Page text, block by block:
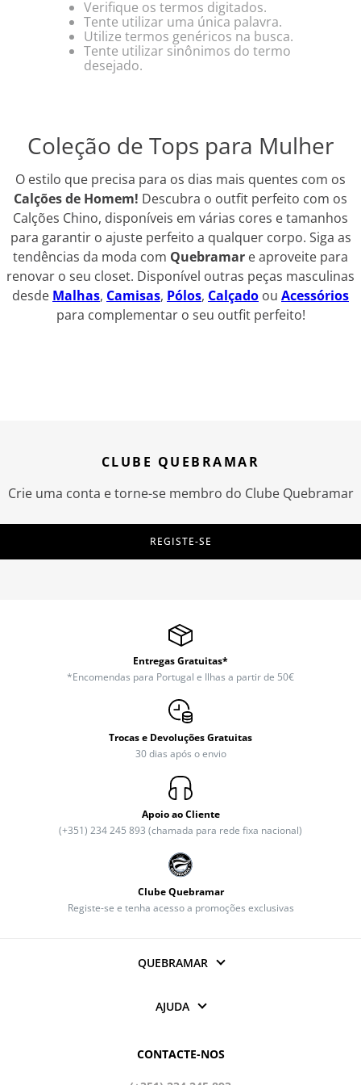
Verifique os termos digitados.
Tente utilizar uma única palavra.
Utilize termos genéricos na busca.
Tente utilizar sinônimos do termo
desejado.
Coleção de Tops para Mulher
O estilo que precisa para os dias mais quentes com os
Calções de Homem! Descubra o outfit perfeito com os
Calções Chino, disponíveis em várias cores e tamanhos
para garantir o ajuste perfeito a qualquer corpo. Siga as
tendências da moda com Quebramar e aproveite para
renovar o seu closet. Disponível outras peças masculinas
desde Malhas, Camisas, Pólos, Calçado ou Acessórios
para complementar o seu outfit perfeito!
CLUBE QUEBRAMAR
Crie uma conta e torne-se membro do Clube Quebramar
REGISTE-SE
Entregas Gratuitas*
*Encomendas para Portugal e Ilhas a partir de 50€
Trocas e Devoluções Gratuitas
30 dias após o envio
Apoio ao Cliente
(+351) 234 245 893 (chamada para rede fixa nacional)
Clube Quebramar
Registe-se e tenha acesso a promoções exclusivas
QUEBRAMAR
AJUDA
CONTACTE-NOS